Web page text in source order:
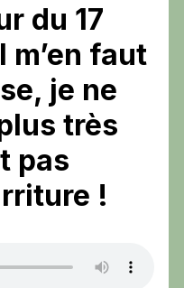
du 17
faut
je ne
très
pas
!